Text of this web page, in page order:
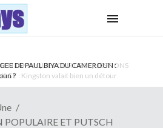
DE PAUL BIYA DU CAMEROUN :
?
POPULAIRE ET PUTSCH